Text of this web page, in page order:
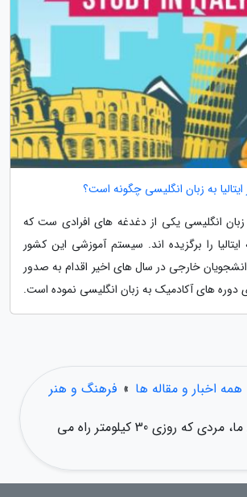
ایتالیا به زبان انگلیسی چگونه است؟
زبان انگلیسی یکی از دغدغه های افرادی ست که
را برگزیده اند. سیستم آموزشی این کشور
خارجی در سال های اخیر اقدام به صدور
های آکادمیک به زبان انگلیسی نموده است.
همه اخبار و مقاله ها » فرهنگ و هنر
ابن سینای زمان ما، مردی که روزی 30 کیلومتر راه می